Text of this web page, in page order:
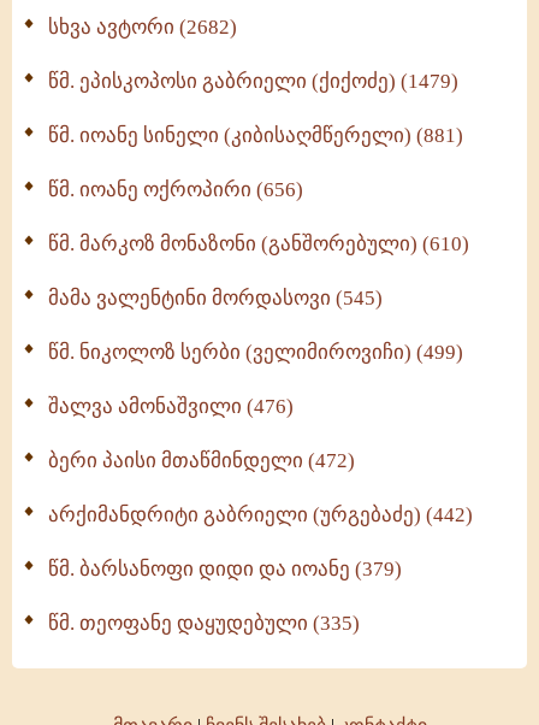
ნაწილი II (369)
სხვა ავტორი (2682)
წმ. ეპისკოპოსი გაბრიელი (ქიქოძე) (1479)
წმ. იოანე სინელი (კიბისაღმწერელი) (881)
წმ. იოანე ოქროპირი (656)
წმ. მარკოზ მონაზონი (განშორებული) (610)
მამა ვალენტინი მორდასოვი (545)
წმ. ნიკოლოზ სერბი (ველიმიროვიჩი) (499)
შალვა ამონაშვილი (476)
ბერი პაისი მთაწმინდელი (472)
არქიმანდრიტი გაბრიელი (ურგებაძე) (442)
წმ. ბარსანოფი დიდი და იოანე (379)
წმ. თეოფანე დაყუდებული (335)